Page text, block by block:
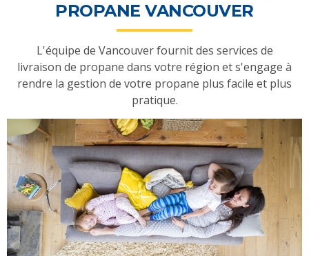
PROPANE VANCOUVER
L'équipe de Vancouver fournit des services de
livraison de propane dans votre région et s'engage à
rendre la gestion de votre propane plus facile et plus
pratique.